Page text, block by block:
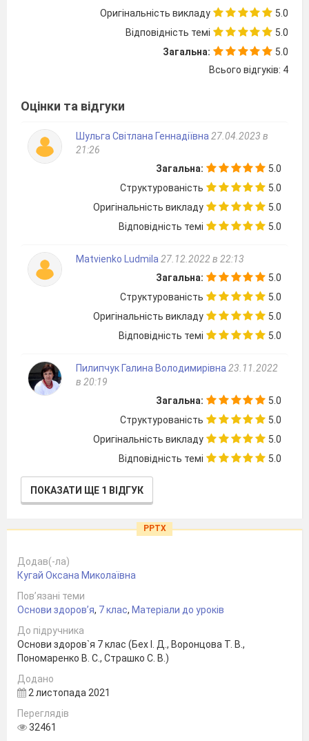
Оригінальність викладу
5.0
Відповідність темі
5.0
Загальна:
5.0
Всього відгуків: 4
Оцінки та відгуки
Шульга Світлана Геннадіївна 27.04.2023 в
21:26
Загальна:
5.0
Структурованість
5.0
Оригінальність викладу
5.0
Відповідність темі
5.0
Matvienko Ludmila 27.12.2022 в 22:13
Загальна:
5.0
Структурованість
5.0
Оригінальність викладу
5.0
Відповідність темі
5.0
Пилипчук Галина Володимирівна 23.11.2022
в 20:19
Загальна:
5.0
Структурованість
5.0
Оригінальність викладу
5.0
Відповідність темі
5.0
ПОКАЗАТИ ЩЕ 1 ВІДГУК
PPTX
Додав(-ла)
Кугай Оксана Миколаївна
Пов’язані теми
Основи здоров’я, 7 клас, Матеріали до уроків
До підручника
Основи здоров`я 7 клас (Бех І. Д., Воронцова Т. В.,
Пономаренко В. С., Страшко С. В.)
Додано
2 листопада 2021
Переглядів
32461